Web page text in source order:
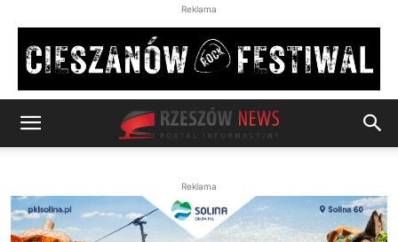
Reklama
Reklama